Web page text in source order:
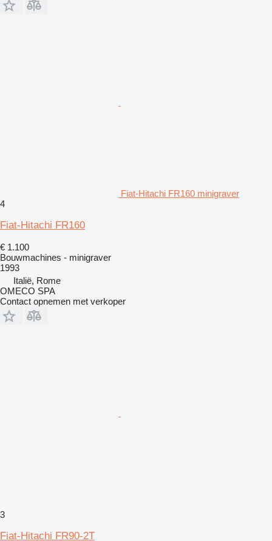
Fiat-Hitachi FR160 minigraver
4
Fiat-Hitachi FR160
€ 1.100
Bouwmachines - minigraver
1993
Italië, Rome
OMECO SPA
Contact opnemen met verkoper
3
Fiat-Hitachi FR90-2T